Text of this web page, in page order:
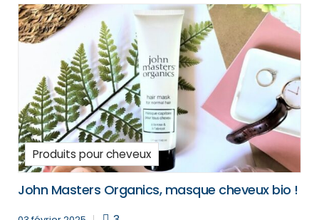
Produits pour cheveux
John Masters Organics, masque cheveux bio !